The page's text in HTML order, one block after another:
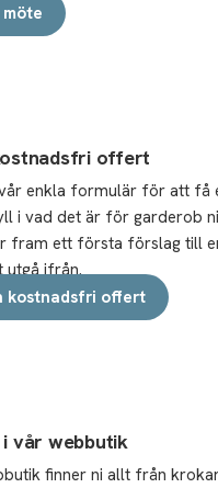
möte
offert
enkla formulär för att få
i vad det är för garderob
fram ett första förslag till
utgå ifrån.
kostnadsfri offert
i vår webbutik
finner ni allt från